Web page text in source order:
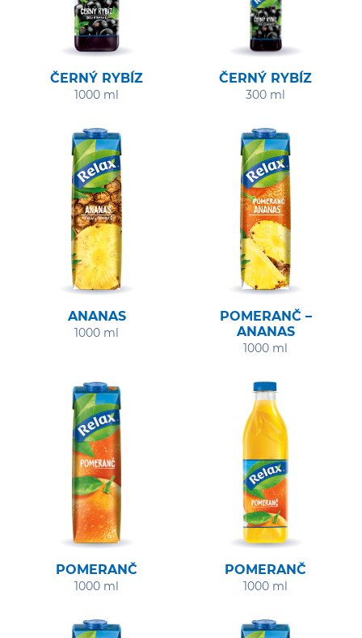
ČERNÝ RYBÍZ
1000 ml
ČERNÝ RYBÍZ
300 ml
ANANAS
1000 ml
POMERANČ –
ANANAS
1000 ml
POMERANČ
1000 ml
POMERANČ
1000 ml